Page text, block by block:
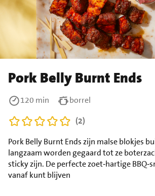
Pork Belly Burnt Ends
Pork Belly Burnt Ends zijn malse blokjes
langzaam worden gegaard tot ze
sticky zijn. De perfecte zoet‑hartige
vanaf kunt blijven
120 min
borrel
(2)